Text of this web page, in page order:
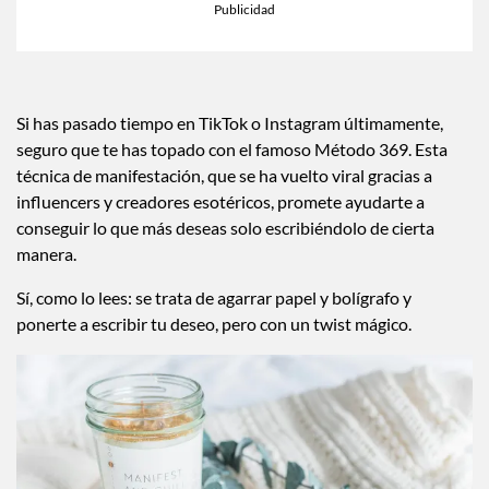
Si has pasado tiempo en TikTok o Instagram últimamente,
seguro que te has topado con el famoso Método 369. Esta
técnica de manifestación, que se ha vuelto viral gracias a
influencers y creadores esotéricos, promete ayudarte a
conseguir lo que más deseas solo escribiéndolo de cierta
manera.
Sí, como lo lees: se trata de agarrar papel y bolígrafo y
ponerte a escribir tu deseo, pero con un twist mágico.